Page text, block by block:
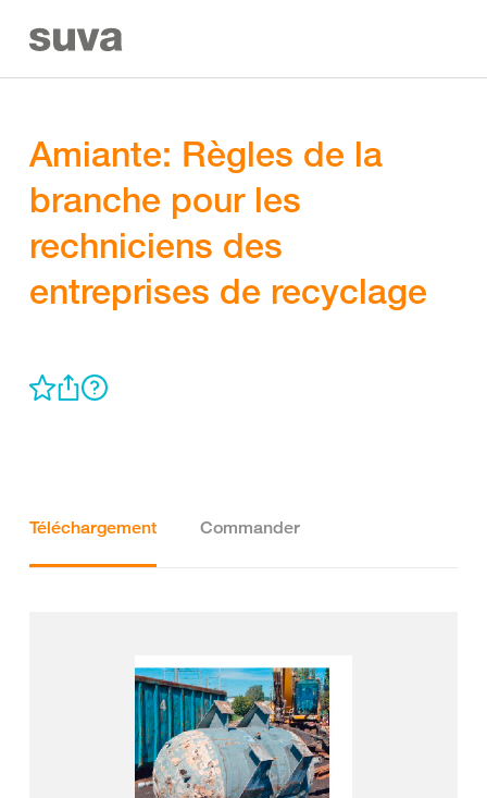
Amiante: Règles de la
branche pour les
rechniciens des
entreprises de recyclage
Téléchargement Commander